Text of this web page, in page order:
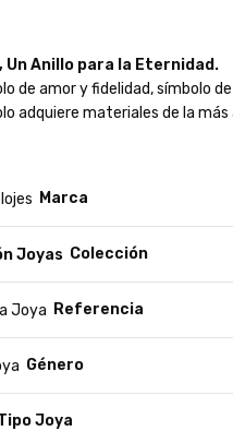
Un Anillo para la Eternidad.
de amor y fidelidad, símbolo
adquiere materiales de la
Marca
Colección
Referencia
Género
Joya